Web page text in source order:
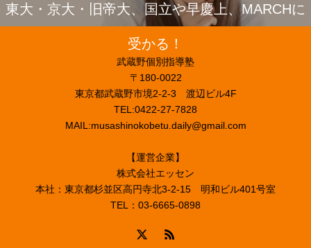
東大・京大・旧帝大、国立や早慶上、MARCHに
受かる！
武蔵野個別指導塾
〒180-0022
東京都武蔵野市境2-2-3 渡辺ビル4F
TEL:0422-27-7828
MAIL:musashinokobetu.daily@gmail.com
【運営企業】
株式会社エッセン
本社：東京都杉並区高円寺北3-2-15 明和ビル401号室
TEL：03-6665-0898